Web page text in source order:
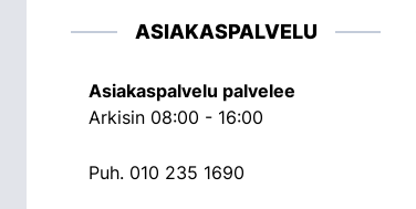
ASIAKASPALVELU
Asiakaspalvelu palvelee
Arkisin 08:00 - 16:00
Puh. 010 235 1690